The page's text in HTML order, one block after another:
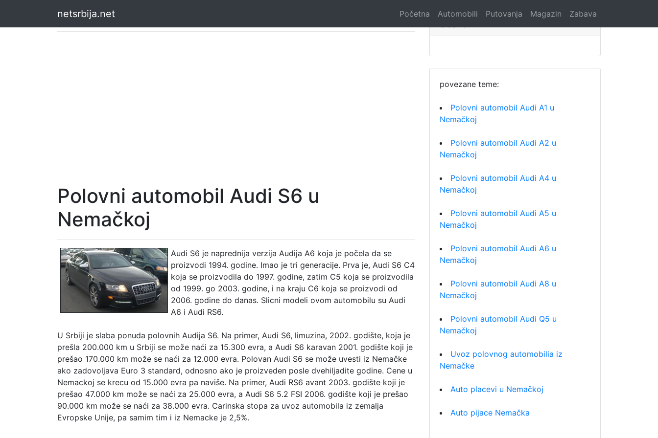
netsrbija.net Početna Automobili Putovanja Magazin Zabava
Polovni automobil Audi S6 u
Nemačkoj
Audi S6 je naprednija verzija Audija A6 koja je počela da se
proizvodi 1994. godine. Imao je tri generacije. Prva je, Audi S6 C4
koja se proizvodila do 1997. godine, zatim C5 koja se proizvodila
od 1999. go 2003. godine, i na kraju C6 koja se proizvodi od
2006. godine do danas. Slicni modeli ovom automobilu su Audi
A6 i Audi RS6.
U Srbiji je slaba ponuda polovnih Audija S6. Na primer, Audi S6, limuzina, 2002. godište, koja je
prešla 200.000 km u Srbiji se može naći za 15.300 evra, a Audi S6 karavan 2001. godište koji je
prešao 170.000 km može se naći za 12.000 evra. Polovan Audi S6 se može uvesti iz Nemačke
ako zadovoljava Euro 3 standard, odnosno ako je proizveden posle dvehiljadite godine. Cene u
Nemackoj se krecu od 15.000 evra pa naviše. Na primer, Audi RS6 avant 2003. godište koji je
prešao 47.000 km može se naći za 25.000 evra, a Audi S6 5.2 FSI 2006. godište koji je prešao
90.000 km može se naći za 38.000 evra. Carinska stopa za uvoz automobila iz zemalja
Evropske Unije, pa samim tim i iz Nemacke je 2,5%.
povezane teme:
Polovni automobil Audi A1 u
Nemačkoj
Polovni automobil Audi A2 u
Nemačkoj
Polovni automobil Audi A4 u
Nemačkoj
Polovni automobil Audi A5 u
Nemačkoj
Polovni automobil Audi A6 u
Nemačkoj
Polovni automobil Audi A8 u
Nemačkoj
Polovni automobil Audi Q5 u
Nemačkoj
Uvoz polovnog automobilia iz
Nemačke
Auto placevi u Nemačkoj
Auto pijace Nemačka